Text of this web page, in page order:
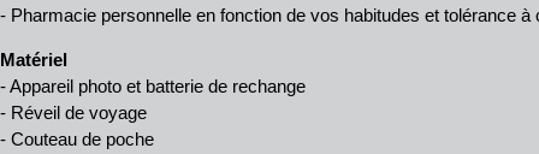
- Pharmacie personnelle en fonction de vos habitudes et tolérance
Matériel
- Appareil photo et batterie de rechange
- Réveil de voyage
- Couteau de poche